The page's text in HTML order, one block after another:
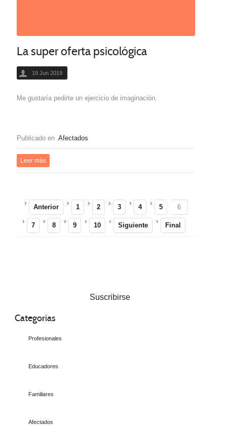
La super oferta psicológica
19 Jun 2019
Me gustaría pedirte un ejercicio de imaginación.
Publicado en Afectados
Leer más
Anterior 1 2 3 4 5 6
7 8 9 10 Siguiente Final
Suscribirse
Categorías
Profesionales
Educadores
Familiares
Afectados